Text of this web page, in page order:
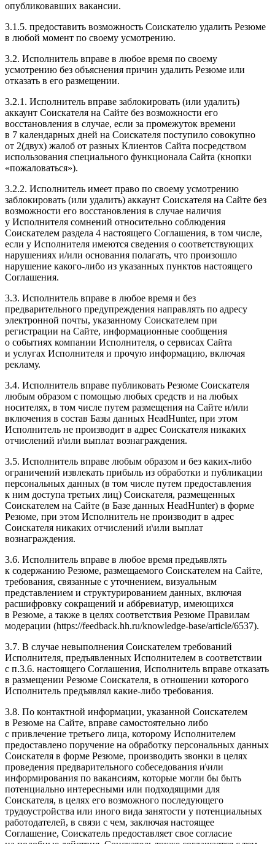
опубликовавших вакансии.
3.1.5. предоставить возможность Соискателю удалить Резюме
в любой момент по своему усмотрению.
3.2. Исполнитель вправе в любое время по своему
усмотрению без объяснения причин удалить Резюме или
отказать в его размещении.
3.2.1. Исполнитель вправе заблокировать (или удалить)
аккаунт Соискателя на Сайте без возможности его
восстановления в случае, если за промежуток времени
в 7 календарных дней на Соискателя поступило совокупно
от 2(двух) жалоб от разных Клиентов Сайта посредством
использования специального функционала Сайта (кнопки
«пожаловаться»).
3.2.2. Исполнитель имеет право по своему усмотрению
заблокировать (или удалить) аккаунт Соискателя на Сайте без
возможности его восстановления в случае наличия
у Исполнителя сомнений относительно соблюдения
Соискателем раздела 4 настоящего Соглашения, в том числе,
если у Исполнителя имеются сведения о соответствующих
нарушениях и/или основания полагать, что произошло
нарушение какого-либо из указанных пунктов настоящего
Соглашения.
3.3. Исполнитель вправе в любое время и без
предварительного предупреждения направлять по адресу
электронной почты, указанному Соискателем при
регистрации на Сайте, информационные сообщения
о событиях компании Исполнителя, о сервисах Сайта
и услугах Исполнителя и прочую информацию, включая
рекламу.
3.4. Исполнитель вправе публиковать Резюме Соискателя
любым образом с помощью любых средств и на любых
носителях, в том числе путем размещения на Сайте и/или
включения в состав Базы данных HeadHunter, при этом
Исполнитель не производит в адрес Соискателя никаких
отчислений и\или выплат вознаграждения.
3.5. Исполнитель вправе любым образом и без каких-либо
ограничений извлекать прибыль из обработки и публикации
персональных данных (в том числе путем предоставления
к ним доступа третьих лиц) Соискателя, размещенных
Соискателем на Сайте (в Базе данных HeadHunter) в форме
Резюме, при этом Исполнитель не производит в адрес
Соискателя никаких отчислений и\или выплат
вознаграждения.
3.6. Исполнитель вправе в любое время предъявлять
к содержанию Резюме, размещаемого Соискателем на Сайте,
требования, связанные с уточнением, визуальным
представлением и структурированием данных, включая
расшифровку сокращений и аббревиатур, имеющихся
в Резюме, а также в целях соответствия Резюме Правилам
модерации (https://feedback.hh.ru/knowledge-base/article/6537).
3.7. В случае невыполнения Соискателем требований
Исполнителя, предъявленных Исполнителем в соответствии
с п.3.6. настоящего Соглашения, Исполнитель вправе отказать
в размещении Резюме Соискателя, в отношении которого
Исполнитель предъявлял какие-либо требования.
3.8. По контактной информации, указанной Соискателем
в Резюме на Сайте, вправе самостоятельно либо
с привлечение третьего лица, которому Исполнителем
предоставлено поручение на обработку персональных данных
Соискателя в форме Резюме, производить звонки в целях
проведения предварительного собеседования и\или
информирования по вакансиям, которые могли бы быть
потенциально интересными или подходящими для
Соискателя, в целях его возможного последующего
трудоустройства или иного вида занятости у потенциальных
работодателей, в связи с чем, заключая настоящее
Соглашение, Соискатель предоставляет свое согласие